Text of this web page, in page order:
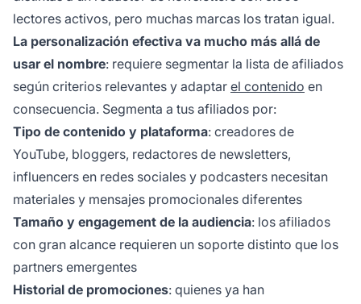
lectores activos, pero muchas marcas los tratan igual.
La personalización efectiva va mucho más allá de
usar el nombre: requiere segmentar la lista de afiliados
según criterios relevantes y adaptar el contenido en
consecuencia. Segmenta a tus afiliados por:
Tipo de contenido y plataforma: creadores de
YouTube, bloggers, redactores de newsletters,
influencers en redes sociales y podcasters necesitan
materiales y mensajes promocionales diferentes
Tamaño y engagement de la audiencia: los afiliados
con gran alcance requieren un soporte distinto que los
partners emergentes
Historial de promociones: quienes ya han